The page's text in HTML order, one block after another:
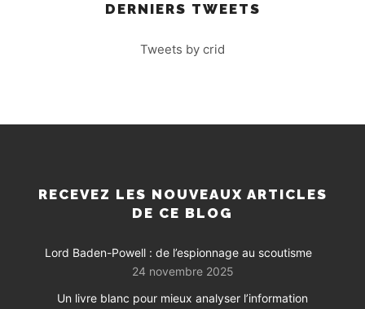
DERNIERS TWEETS
Tweets by crid
RECEVEZ LES NOUVEAUX ARTICLES
DE CE BLOG
Lord Baden-Powell : de l’espionnage au scoutisme
24 novembre 2025
Un livre blanc pour mieux analyser l’information